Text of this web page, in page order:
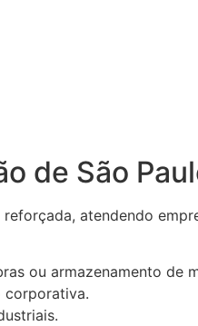
de São
atendendo
ou armazenamento de
corporativa.